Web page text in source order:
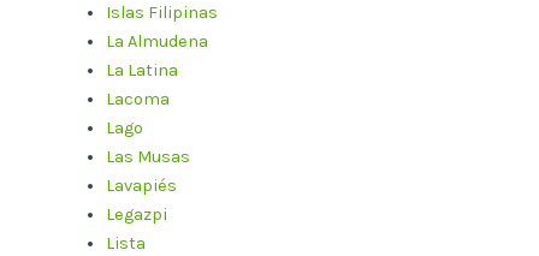
Islas Filipinas
La Almudena
La Latina
Lacoma
Lago
Las Musas
Lavapiés
Legazpi
Lista